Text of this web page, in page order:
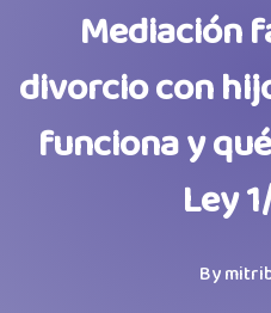
Mediación
divorcio con
funciona y
Ley
By